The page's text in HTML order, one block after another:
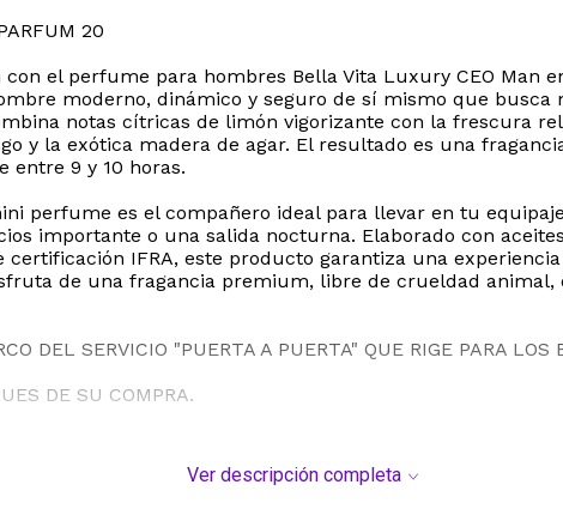
20
el perfume para hombres Bella Vita Luxury CEO Man
moderno, dinámico y seguro de sí mismo que
notas cítricas de limón vigorizante con la frescura
y la exótica madera de agar. El resultado es una
entre 9 y 10 horas.
perfume es el compañero ideal para llevar en tu
importante o una salida nocturna. Elaborado con
certificación IFRA, este producto garantiza una
de una fragancia premium, libre de crueldad
DEL SERVICIO "PUERTA A PUERTA" QUE RIGE PARA
DE SU COMPRA.
Ver descripción completa